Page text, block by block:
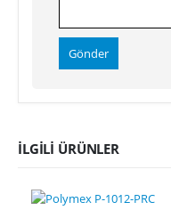
İLGILI ÜRÜNLER